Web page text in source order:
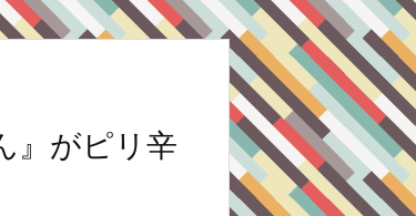
』がピリ辛